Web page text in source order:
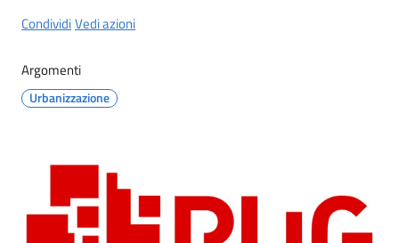
CondividiVedi azioni
Argomenti
Urbanizzazione